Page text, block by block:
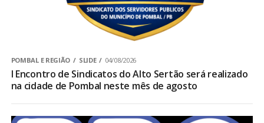
POMBAL E REGIÃO SLIDE 04/08/2026
I Encontro de Sindicatos do Alto Sertão será realizado
na cidade de Pombal neste mês de agosto